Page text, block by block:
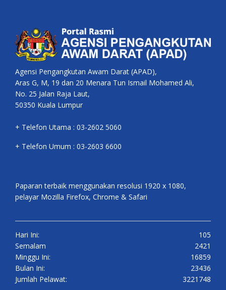
Agensi Pengangkutan Awam Darat (APAD),
Aras G, M, 19 dan 20 Menara Tun Ismail Mohamed Ali,
No. 25 Jalan Raja Laut,
50350 Kuala Lumpur
+ Telefon Utama : 03-2602 5060
+ Telefon Umum : 03-2603 6600
Paparan terbaik menggunakan resolusi 1920 x 1080,
pelayar Mozilla Firefox, Chrome & Safari
Hari Ini:
105
Semalam
2421
Minggu Ini:
16859
Bulan Ini:
23436
Jumlah Pelawat:
3221748